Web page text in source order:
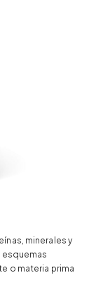
minerales y
esquemas
o materia prima